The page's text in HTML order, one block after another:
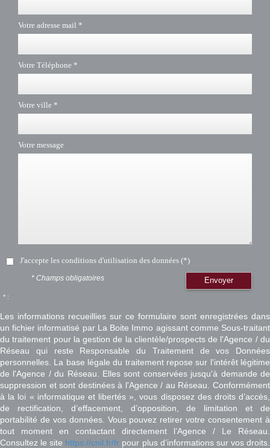
Votre adresse mail *
Votre Téléphone *
Votre ville *
Votre message
J'accepte les conditions d'utilisation des données (*)
Envoyer
* Champs obligatoires
* :
Les informations recueillies sur ce formulaire sont enregistrées dans
un fichier informatisé par La Boite Immo agissant comme Sous-traitant
du traitement pour la gestion de la clientèle/prospects de l'Agence / du
Réseau qui reste Responsable du Traitement de vos Données
personnelles. La base légale du traitement repose sur l'intérêt légitime
de l'Agence / du Réseau. Elles sont conservées jusqu'à demande de
suppression et sont destinées à l'Agence / au Réseau. Conformément
à la loi « informatique et libertés », vous disposez des droits d’accès,
de rectification, d’effacement, d’opposition, de limitation et de
portabilité de vos données. Vous pouvez retirer votre consentement à
tout moment en contactant directement l’Agence / Le Réseau.
Consultez le site https://cnil.fr/fr pour plus d’informations sur vos droits.